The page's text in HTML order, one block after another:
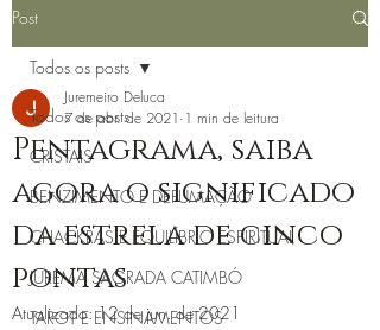
Post
Todos os posts
CRISTAIS
BENZIMENTO E DEFUMAÇÃO
CHACKRAS E EQUILÍBRIO ESPIRITUAL
JUREMA SAGRADA CATIMBÓ
TAROT E ENSINAMENTOS
Todos os posts
Pentagrama, saiba
agora o significado
da estrela de cinco
pontas
Juremeiro Deluca
7 de abr. de 2021 1 min de leitura
Atualizado:12 de jun. de 2021